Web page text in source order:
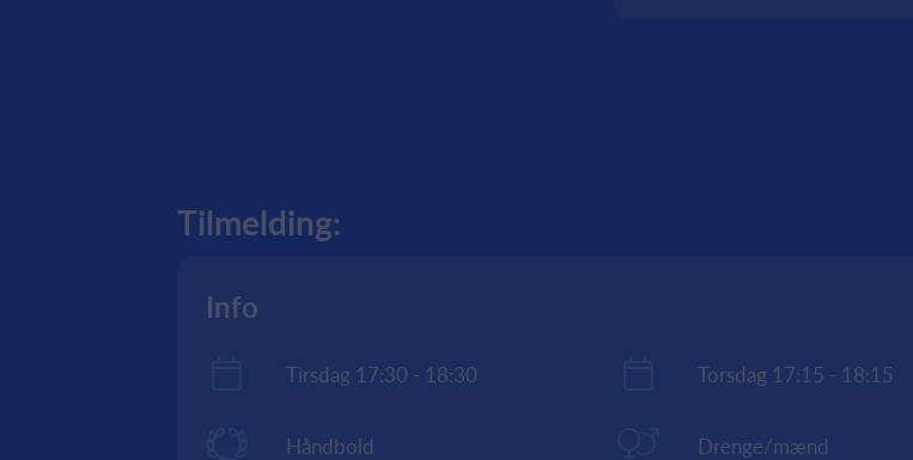
Tilmelding:
Info
Tirsdag 17:30 - 18:30 Torsdag 17:15 - 18:15
Håndbold Drenge/mænd